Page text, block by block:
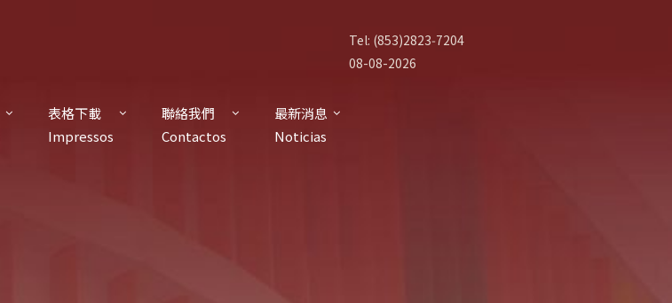
Tel: (853)2823‑7204
08-08-2026
表格下載
Impressos
聯絡我們
Contactos
最新消息
Noticias